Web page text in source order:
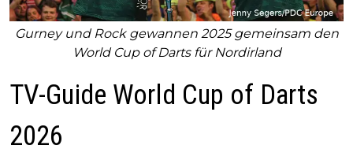
Gurney und Rock gewannen 2025 gemeinsam den
World Cup of Darts für Nordirland
TV-Guide World Cup of Darts
2026